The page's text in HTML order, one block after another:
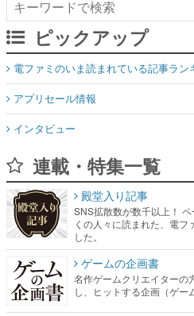
ピックアップ
電ファミのいま読まれている記事ラン
アプリセール情報
インタビュー
連載・特集一覧
殿堂入り記事
SNS拡散数が数千以上！
くの人々に読まれた、電フ
した。
ゲームの企画書
名作ゲームクリエイターの
し、ヒットする企画（ゲー